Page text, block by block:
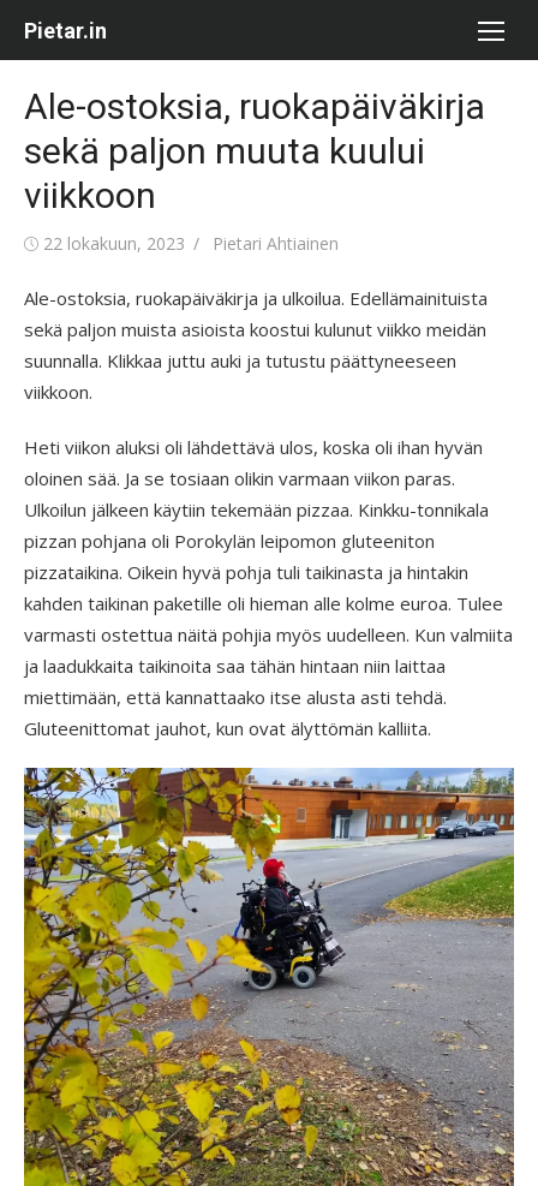
Pietar.in
Ale-ostoksia, ruokapäiväkirja
sekä paljon muuta kuului
viikkoon
Posted
22 lokakuun, 2023 Author
Pietari Ahtiainen
Ale-ostoksia, ruokapäiväkirja ja ulkoilua. Edellämainituista
sekä paljon muista asioista koostui kulunut viikko meidän
suunnalla. Klikkaa juttu auki ja tutustu päättyneeseen
viikkoon.
Heti viikon aluksi oli lähdettävä ulos, koska oli ihan hyvän
oloinen sää. Ja se tosiaan olikin varmaan viikon paras.
Ulkoilun jälkeen käytiin tekemään pizzaa. Kinkku-tonnikala
pizzan pohjana oli Porokylän leipomon gluteeniton
pizzataikina. Oikein hyvä pohja tuli taikinasta ja hintakin
kahden taikinan paketille oli hieman alle kolme euroa. Tulee
varmasti ostettua näitä pohjia myös uudelleen. Kun valmiita
ja laadukkaita taikinoita saa tähän hintaan niin laittaa
miettimään, että kannattaako itse alusta asti tehdä.
Gluteenittomat jauhot, kun ovat älyttömän kalliita.